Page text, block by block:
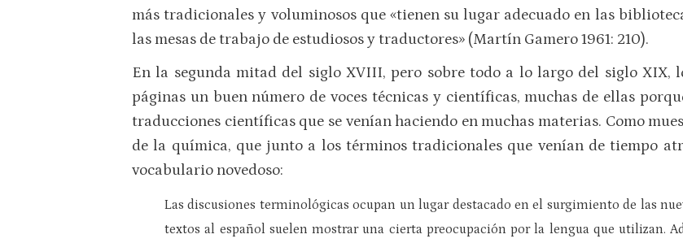
más tradicionales y voluminosos que «tienen su lugar adecuado en las
las mesas de trabajo de estudiosos y traductores» (Martín Gamero 1961: 210).
En la segunda mitad del siglo XVIII, pero sobre todo a lo largo del siglo XIX,
páginas un buen número de voces técnicas y científicas, muchas de ellas
traducciones científicas que se venían haciendo en muchas materias. Como
de la química, que junto a los términos tradicionales que venían de tiempo
vocabulario novedoso:
Las discusiones terminológicas ocupan un lugar destacado en el surgimiento de las
textos al español suelen mostrar una cierta preocupación por la lengua que utilizan.